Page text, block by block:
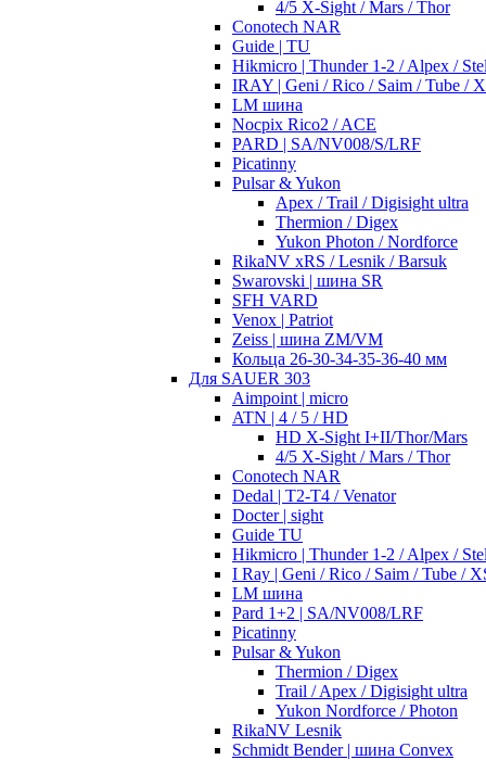
4/5 X-Sight / Mars / Thor
Conotech NAR
Guide | TU
Hikmicro | Thunder 1-2 / Alpex /
IRAY | Geni / Rico / Saim / Tube /
LM шина
Nocpix Rico2 / ACE
PARD | SA/NV008/S/LRF
Picatinny
Pulsar & Yukon
Apex / Trail / Digisight ultra
Thermion / Digex
Yukon Photon / Nordforce
RikaNV xRS / Lesnik / Barsuk
Swarovski | шина SR
SFH VARD
Venox | Patriot
Zeiss | шина ZM/VM
Кольца 26-30-34-35-36-40 мм
Для SAUER 303
Aimpoint | micro
ATN | 4 / 5 / HD
HD X-Sight I+II/Thor/Mars
4/5 X-Sight / Mars / Thor
Conotech NAR
Dedal | T2-T4 / Venator
Docter | sight
Guide TU
Hikmicro | Thunder 1-2 / Alpex /
I Ray | Geni / Rico / Saim / Tube /
LM шина
Pard 1+2 | SA/NV008/LRF
Picatinny
Pulsar & Yukon
Thermion / Digex
Trail / Apex / Digisight ultra
Yukon Nordforce / Photon
RikaNV Lesnik
Schmidt Bender | шина Convex